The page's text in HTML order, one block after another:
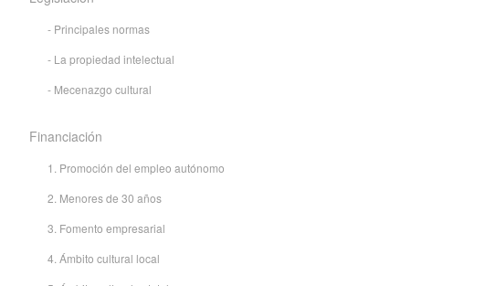
- Principales normas
- La propiedad intelectual
- Mecenazgo cultural
Financiación
1. Promoción del empleo autónomo
2. Menores de 30 años
3. Fomento empresarial
4. Ámbito cultural local